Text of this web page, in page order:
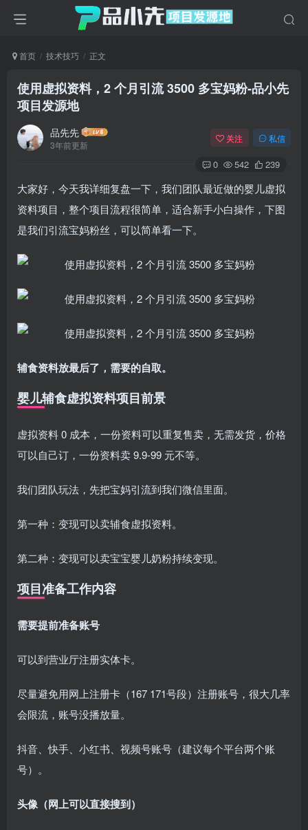
首页 技术技巧 正文
使用虚拟资料，2 个月引流 3500 多宝妈粉-品小先
项目发源地
品先先
3年前更新
关注 私信
0 542 239
大家好，今天我详细复盘一下，我们团队最近做的婴儿虚拟
资料项目，整个项目流程很简单，适合新手小白操作，下图
是我们引流宝妈粉丝，可以简单看一下。
辅食资料放最后了，需要的自取。
婴儿辅食虚拟资料项目前景
虚拟资料 0 成本，一份资料可以重复售卖，无需发货，价格
可以自己订，一份资料卖 9.9-99 元不等。
我们团队玩法，先把宝妈引流到我们微信里面。
第一种：变现可以卖辅食虚拟资料。
第二种：变现可以卖宝宝婴儿奶粉持续变现。
项目准备工作内容
需要提前准备账号
可以到营业厅注册实体卡。
尽量避免用网上注册卡（167 171号段）注册账号，很大几率
会限流，账号没播放量。
抖音、快手、小红书、视频号账号（建议每个平台两个账
号）。
头像（网上可以直接搜到）